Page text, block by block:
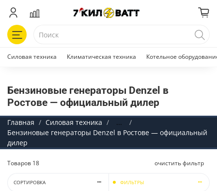
Силовая техника Климатическая техника Котельное
Бензиновые генераторы Denzel в
Ростове — официальный дилер
Главная Силовая техника
...
Бензиновые генераторы Denzel в Ростове — официальный
дилер
Товаров 18 очистить фильтр
СОРТИРОВКА ФИЛЬТРЫ